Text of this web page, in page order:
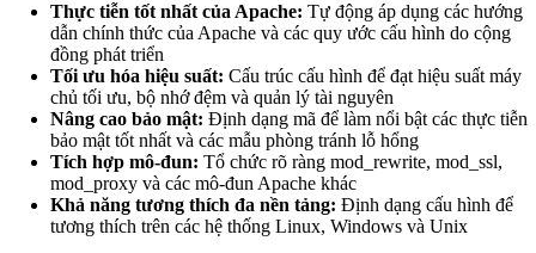
Thực tiễn tốt nhất của Apache: Tự động áp dụng các hướng
dẫn chính thức của Apache và các quy ước cấu hình do cộng
đồng phát triển
Tối ưu hóa hiệu suất: Cấu trúc cấu hình để đạt hiệu suất máy
chủ tối ưu, bộ nhớ đệm và quản lý tài nguyên
Nâng cao bảo mật: Định dạng mã để làm nổi bật các thực tiễn
bảo mật tốt nhất và các mẫu phòng tránh lỗ hổng
Tích hợp mô-đun: Tổ chức rõ ràng mod_rewrite, mod_ssl,
mod_proxy và các mô-đun Apache khác
Khả năng tương thích đa nền tảng: Định dạng cấu hình để
tương thích trên các hệ thống Linux, Windows và Unix